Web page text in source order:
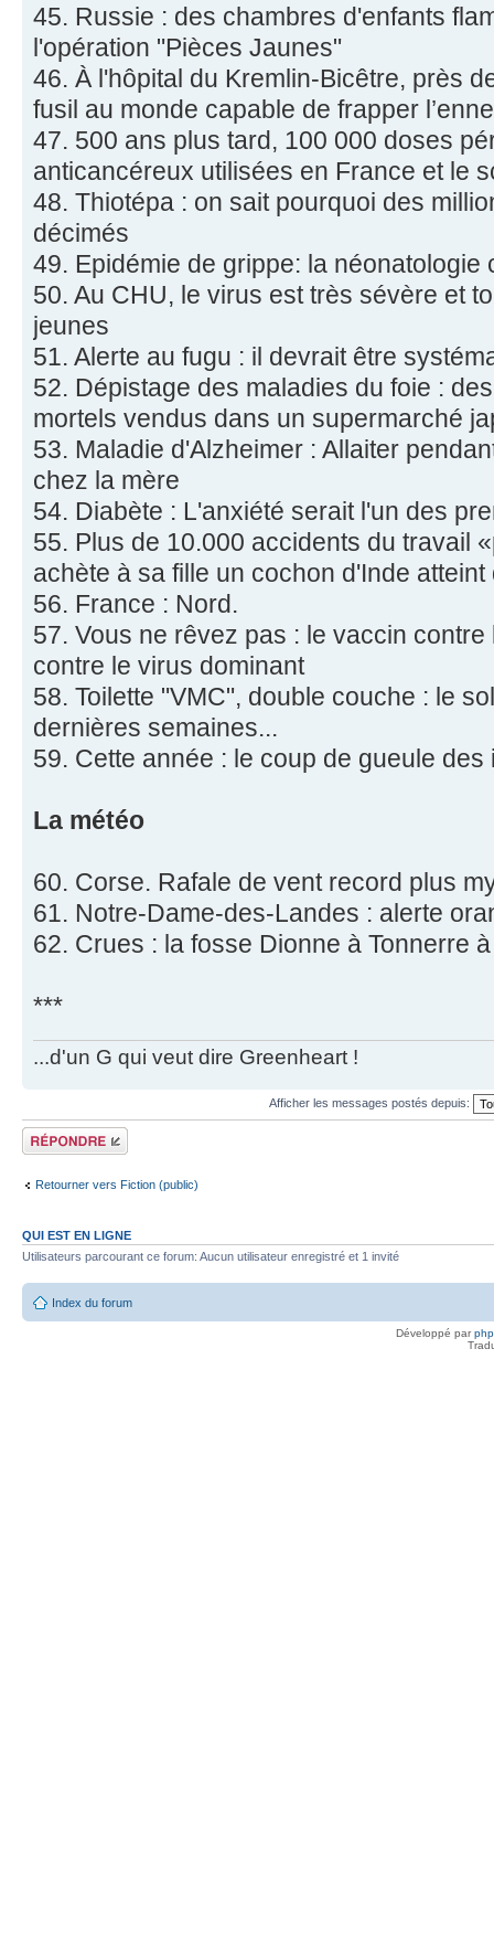
45. Russie : des chambres d'enfants
l'opération "Pièces Jaunes"
46. À l'hôpital du Kremlin-Bicêtre, près
fusil au monde capable de frapper
47. 500 ans plus tard, 100 000 doses
anticancéreux utilisées en France et le
48. Thiotépa : on sait pourquoi des
décimés
49. Epidémie de grippe: la néonatologie
50. Au CHU, le virus est très sévère et
jeunes
51. Alerte au fugu : il devrait être
52. Dépistage des maladies du foie :
mortels vendus dans un supermarché
53. Maladie d'Alzheimer : Allaiter
chez la mère
54. Diabète : L'anxiété serait l'un des
55. Plus de 10.000 accidents du travail
achète à sa fille un cochon d'Inde atteint
56. France : Nord.
57. Vous ne rêvez pas : le vaccin
contre le virus dominant
58. Toilette "VMC", double couche : le
dernières semaines...
59. Cette année : le coup de gueule des
La météo
60. Corse. Rafale de vent record plus
61. Notre-Dame-des-Landes : alerte
62. Crues : la fosse Dionne à Tonnerre
***
...d'un G qui veut dire Greenheart !
Afficher les messages postés depuis:
Répondre
Retourner vers Fiction (public)
QUI EST EN LIGNE
Utilisateurs parcourant ce forum: Aucun utilisateur enregistré et 1 invité
Index du forum
Développé par